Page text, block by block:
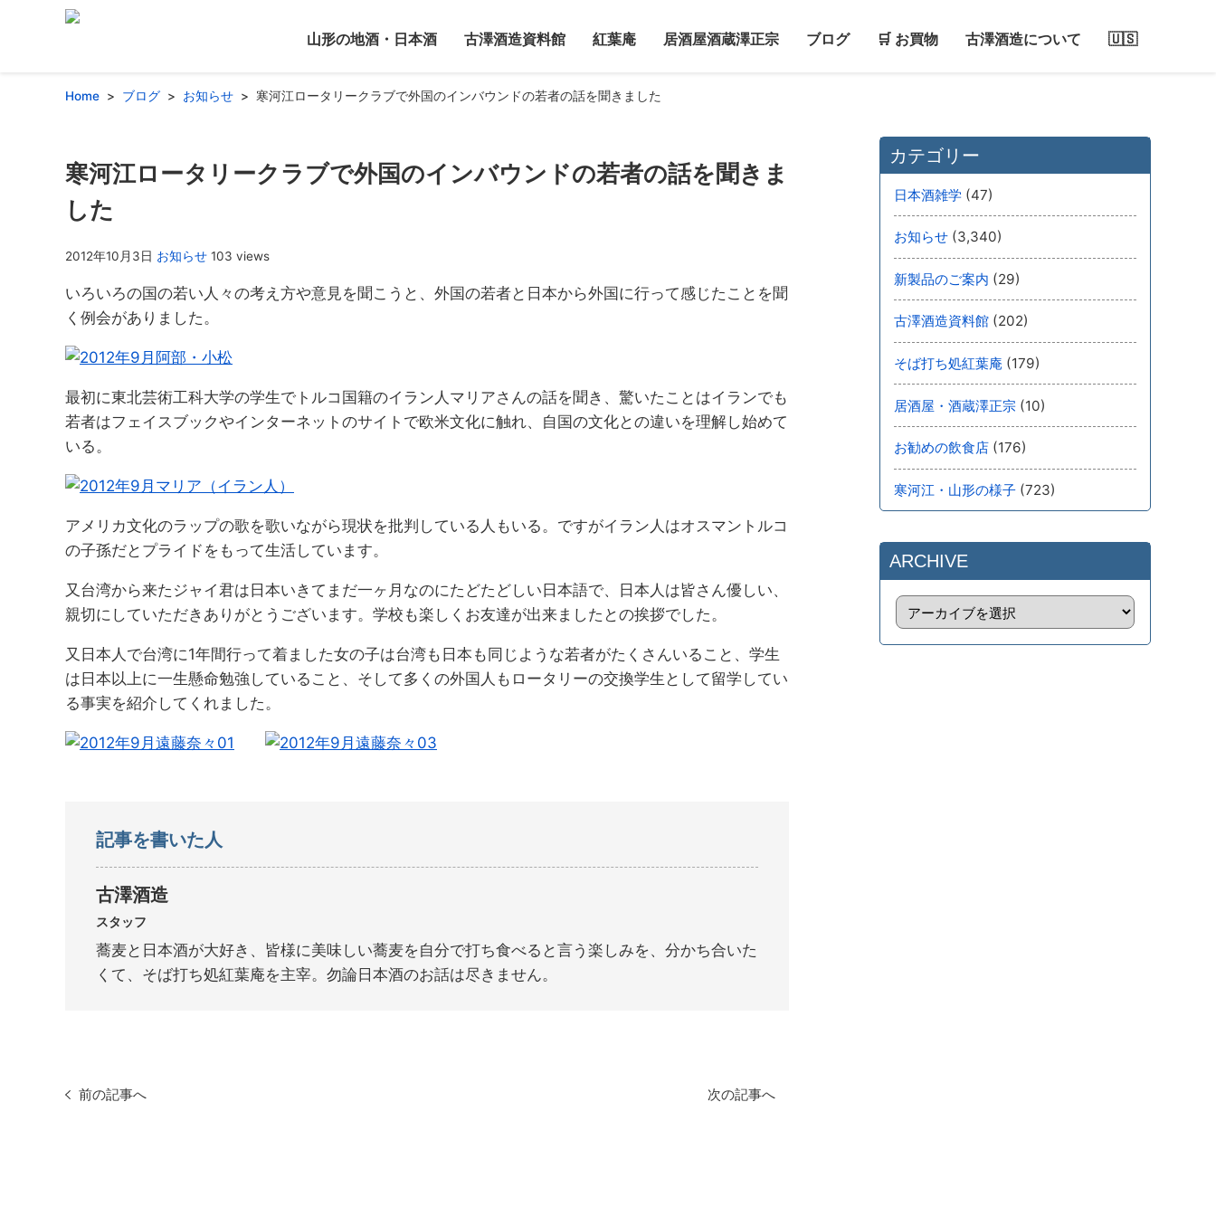
山形の地酒・日本酒 古澤酒造資料館 紅葉庵 居酒屋酒蔵澤正宗 ブログ 🛒 お買物 古澤酒造について 🇺🇸
Home ブログ お知らせ 寒河江ロータリークラブで外国のインバウンドの若者の話を聞きました
寒河江ロータリークラブで外国のインバウンドの若者の話を聞きま
した
2012年10月3日 お知らせ 103 views
いろいろの国の若い人々の考え方や意見を聞こうと、外国の若者と日本から外国に行って感じたことを聞
く例会がありました。
最初に東北芸術工科大学の学生でトルコ国籍のイラン人マリアさんの話を聞き、驚いたことはイランでも
若者はフェイスブックやインターネットのサイトで欧米文化に触れ、自国の文化との違いを理解し始めて
いる。
アメリカ文化のラップの歌を歌いながら現状を批判している人もいる。ですがイラン人はオスマントルコ
の子孫だとプライドをもって生活しています。
又台湾から来たジャイ君は日本いきてまだ一ヶ月なのにたどたどしい日本語で、日本人は皆さん優しい、
親切にしていただきありがとうございます。学校も楽しくお友達が出来ましたとの挨拶でした。
又日本人で台湾に1年間行って着ました女の子は台湾も日本も同じような若者がたくさんいること、学生
は日本以上に一生懸命勉強していること、そして多くの外国人もロータリーの交換学生として留学してい
る事実を紹介してくれました。
記事を書いた人
古澤酒造
スタッフ
蕎麦と日本酒が大好き、皆様に美味しい蕎麦を自分で打ち食べると言う楽しみを、分かち合いた
くて、そば打ち処紅葉庵を主宰。勿論日本酒のお話は尽きません。
前の記事へ 次の記事へ
カテゴリー
日本酒雑学 (47)
お知らせ (3,340)
新製品のご案内 (29)
古澤酒造資料館 (202)
そば打ち処紅葉庵 (179)
居酒屋・酒蔵澤正宗 (10)
お勧めの飲食店 (176)
寒河江・山形の様子 (723)
ARCHIVE